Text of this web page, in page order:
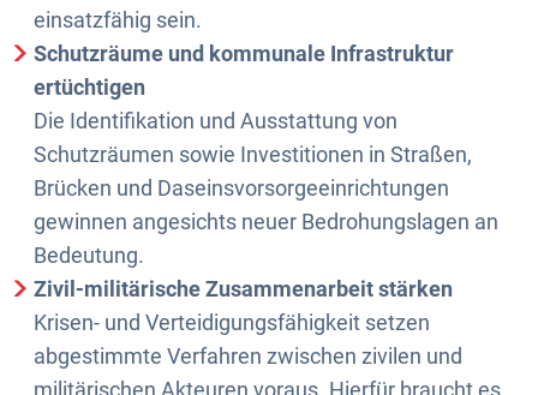
einsatzfähig sein.
Schutzräume und kommunale Infrastruktur
ertüchtigen
Die Identifikation und Ausstattung von
Schutzräumen sowie Investitionen in Straßen,
Brücken und Daseinsvorsorgeeinrichtungen
gewinnen angesichts neuer Bedrohungslagen an
Bedeutung.
Zivil-militärische Zusammenarbeit stärken
Krisen- und Verteidigungsfähigkeit setzen
abgestimmte Verfahren zwischen zivilen und
militärischen Akteuren voraus. Hierfür braucht es